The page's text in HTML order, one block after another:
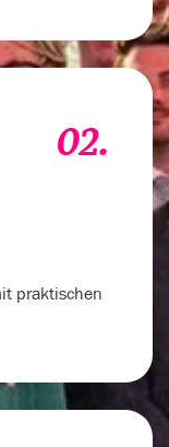
02.
praktischen